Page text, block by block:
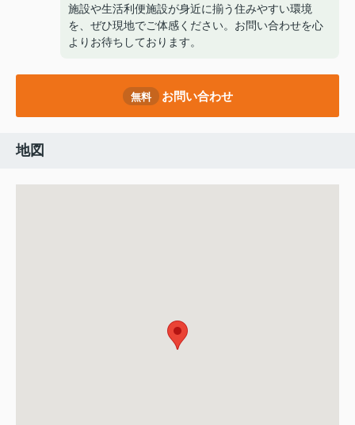
施設や生活利便施設が身近に揃う住みやすい環境
を、ぜひ現地でご体感ください。お問い合わせを心
よりお待ちしております。
無料 お問い合わせ
地図